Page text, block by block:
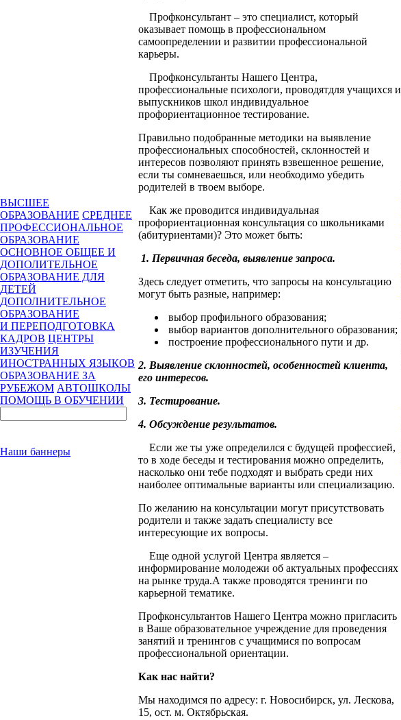
ВЫСШЕЕ
ОБРАЗОВАНИЕ СРЕДНЕЕ
ПРОФЕССИОНАЛЬНОЕ
ОБРАЗОВАНИЕ
ОСНОВНОЕ ОБЩЕЕ И
ДОПОЛИТЕЛЬНОЕ
ОБРАЗОВАНИЕ ДЛЯ
ДЕТЕЙ
ДОПОЛНИТЕЛЬНОЕ
ОБРАЗОВАНИЕ
И ПЕРЕПОДГОТОВКА
КАДРОВ ЦЕНТРЫ
ИЗУЧЕНИЯ
ИНОСТРАННЫХ ЯЗЫКОВ
ОБРАЗОВАНИЕ ЗА
РУБЕЖОМ АВТОШКОЛЫ
ПОМОЩЬ В ОБУЧЕНИИ
Наши баннеры
Профконсультант – это специалист, который
оказывает помощь в профессиональном
самоопределении и развитии профессиональной
карьеры.
Профконсультанты Нашего Центра,
профессиональные психологи, проводятдля учащихся и
выпускников школ индивидуальное
профориентационное тестирование.
Правильно подобранные методики на выявление
профессиональных способностей, склонностей и
интересов позволяют принять взвешенное решение,
если ты сомневаешься, или необходимо убедить
родителей в твоем выборе.
Как же проводится индивидуальная
профориентационная консультация со школьниками
(абитуриентами)? Это может быть:
1. Первичная беседа, выявление запроса.
Здесь следует отметить, что запросы на консультацию
могут быть разные, например:
выбор профильного образования;
выбор вариантов дополнительного образования;
построение профессионального пути и др.
2. Выявление склонностей, особенностей клиента,
его интересов.
3. Тестирование.
4. Обсуждение результатов.
Если же ты уже определился с будущей профессией,
то в ходе беседы и тестирования можно определить,
насколько они тебе подходят и выбрать среди них
наиболее оптимальные варианты или специализацию.
По желанию на консультации могут присутствовать
родители и также задать специалисту все
интересующие их вопросы.
Еще одной услугой Центра является –
информирование молодежи об актуальных профессиях
на рынке труда.А также проводятся тренинги по
карьерной тематике.
Профконсультантов Нашего Центра можно пригласить
в Ваше образовательное учреждение для проведения
занятий и тренингов с учащимися по вопросам
профессиональной ориентации.
Как нас найти?
Мы находимся по адресу: г. Новосибирск, ул. Лескова,
15, ост. м. Октябрьская.